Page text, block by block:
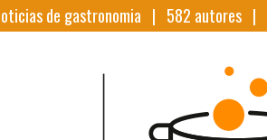
de gastronomia | 582 autores |